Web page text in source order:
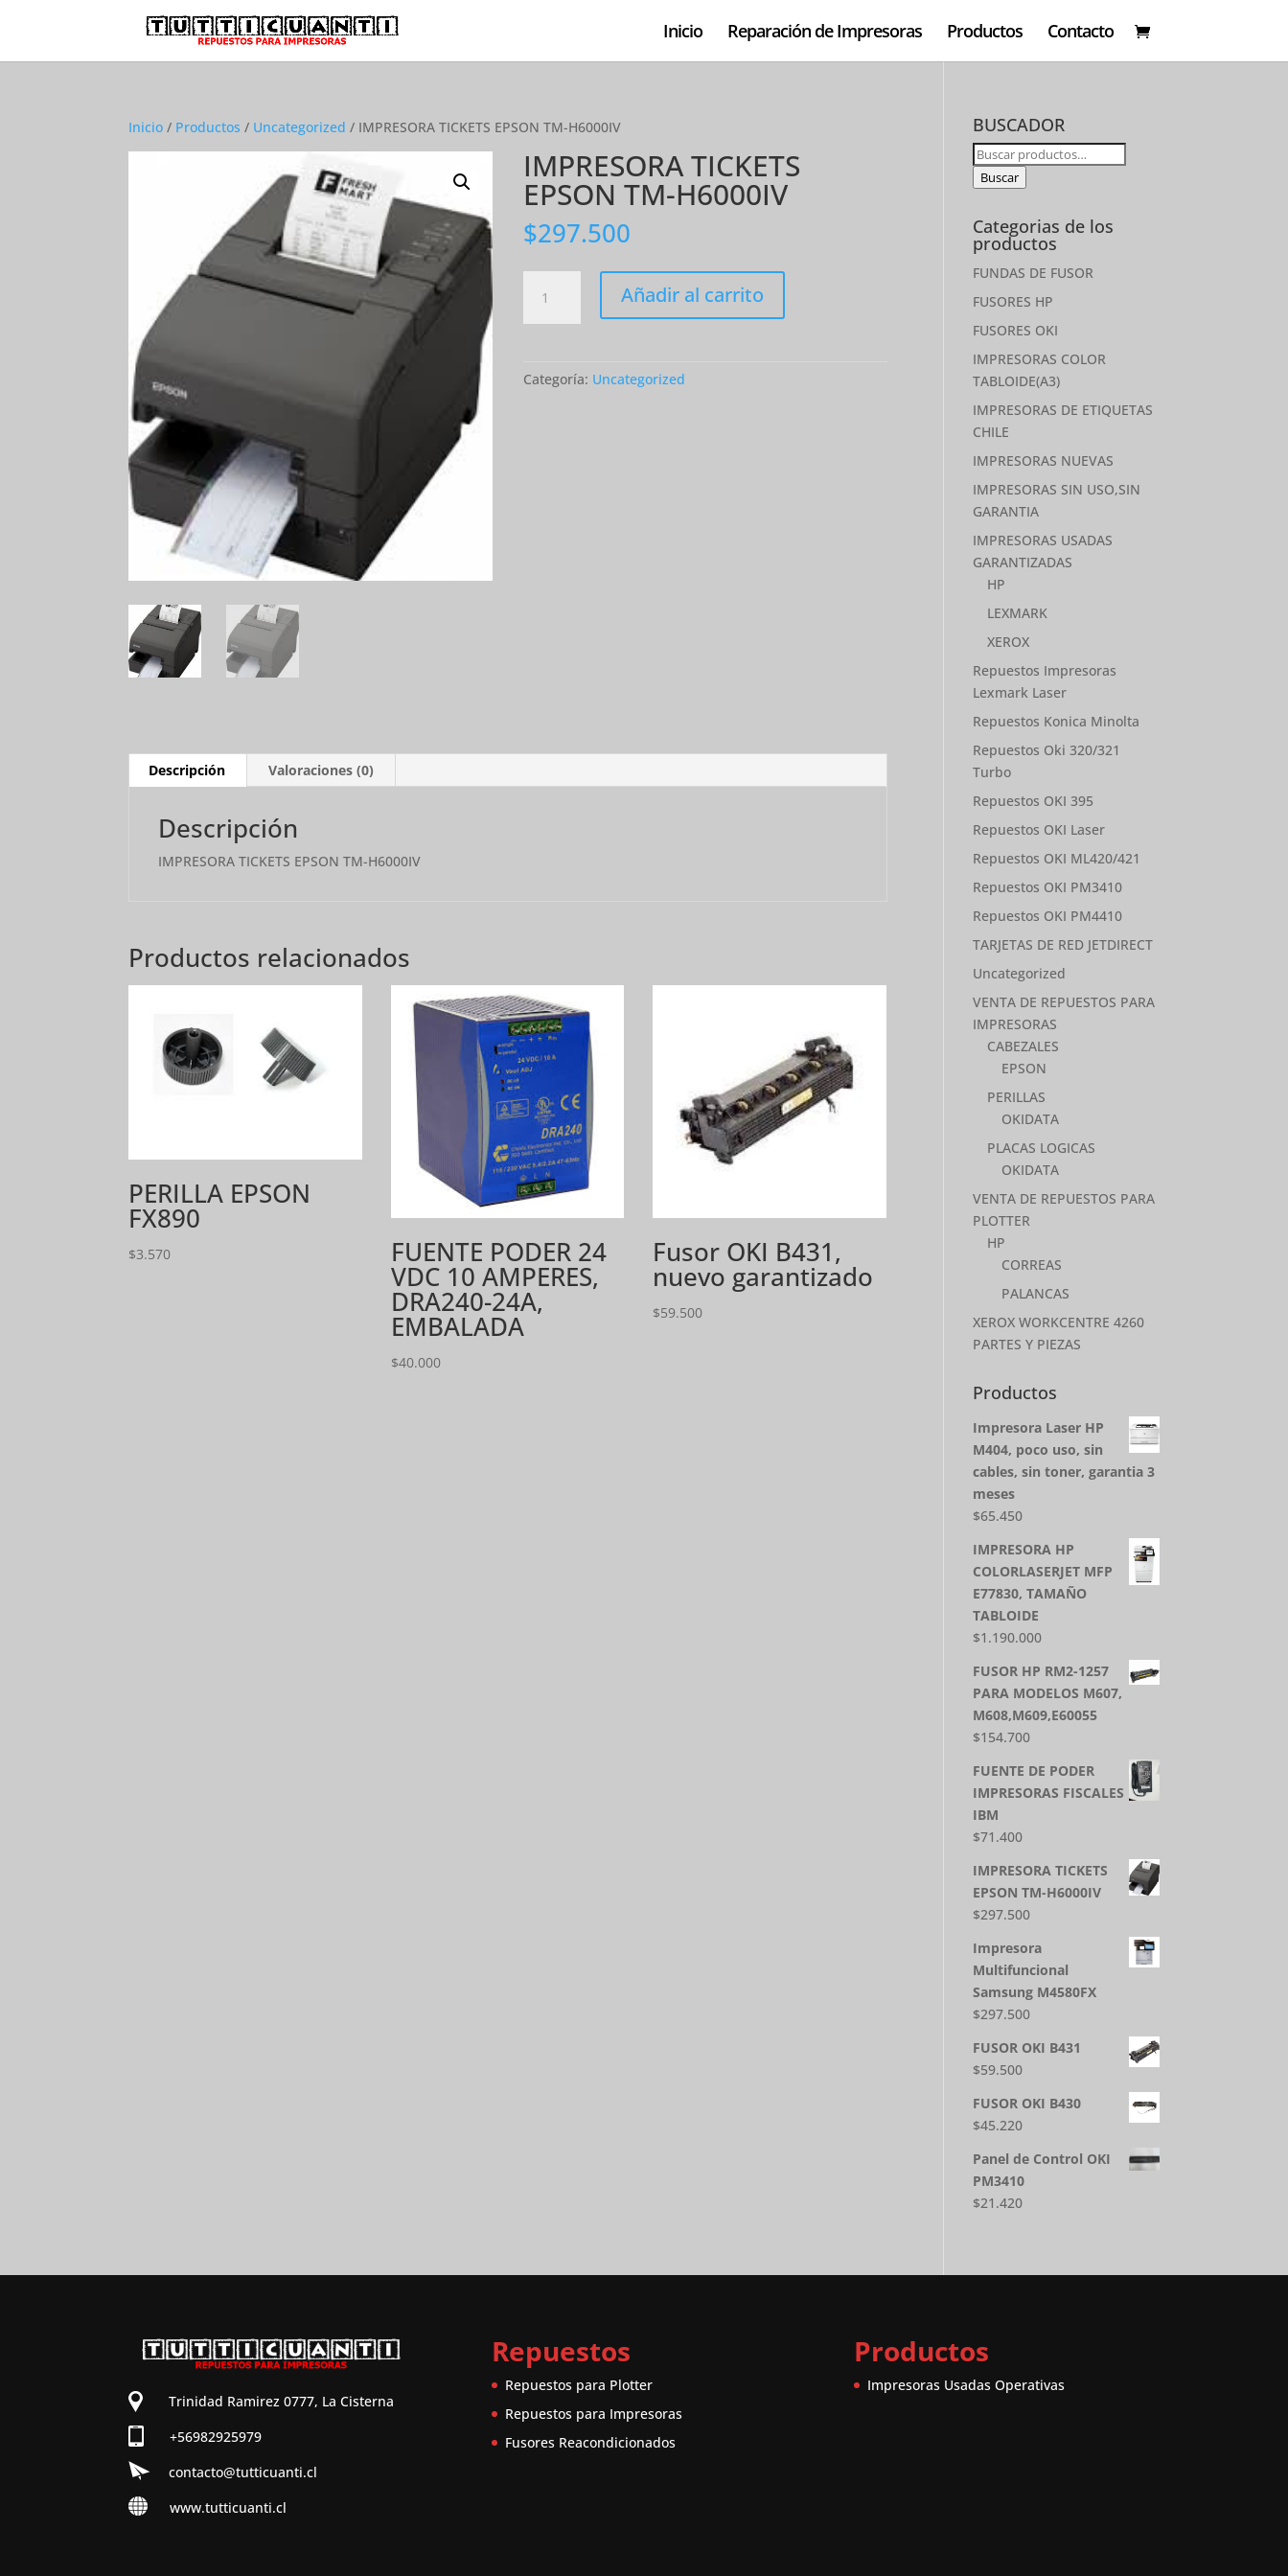
Inicio Reparación de Impresoras Productos Contacto
Inicio / Productos / Uncategorized / IMPRESORA TICKETS EPSON TM-H6000IV
IMPRESORA TICKETS
EPSON TM-H6000IV
$297.500
TICKETS
EPSON
H6000IV
cantidad
Añadir al carrito
Categoría: Uncategorized
Descripción Valoraciones (0)
Descripción
IMPRESORA TICKETS EPSON TM-H6000IV
Productos relacionados
PERILLA EPSON
FX890
$3.570 FUENTE PODER 24
VDC 10 AMPERES,
DRA240-24A,
EMBALADA
$40.000
Fusor OKI B431,
nuevo garantizado
$59.500
BUSCADOR
Buscar
por:
Buscar
Categorias de los
productos
FUNDAS DE FUSOR
FUSORES HP
FUSORES OKI
IMPRESORAS COLOR
TABLOIDE(A3)
IMPRESORAS DE ETIQUETAS
CHILE
IMPRESORAS NUEVAS
IMPRESORAS SIN USO,SIN
GARANTIA
IMPRESORAS USADAS
GARANTIZADAS
HP
LEXMARK
XEROX
Repuestos Impresoras
Lexmark Laser
Repuestos Konica Minolta
Repuestos Oki 320/321
Turbo
Repuestos OKI 395
Repuestos OKI Laser
Repuestos OKI ML420/421
Repuestos OKI PM3410
Repuestos OKI PM4410
TARJETAS DE RED JETDIRECT
Uncategorized
VENTA DE REPUESTOS PARA
IMPRESORAS
CABEZALES
EPSON
PERILLAS
OKIDATA
PLACAS LOGICAS
OKIDATA
VENTA DE REPUESTOS PARA
PLOTTER
HP
CORREAS
PALANCAS
XEROX WORKCENTRE 4260
PARTES Y PIEZAS
Productos
Impresora Laser HP
M404, poco uso, sin
cables, sin toner, garantia 3
meses
$65.450
IMPRESORA HP
COLORLASERJET MFP
E77830, TAMAÑO
TABLOIDE
$1.190.000
FUSOR HP RM2-1257
PARA MODELOS M607,
M608,M609,E60055
$154.700
FUENTE DE PODER
IMPRESORAS FISCALES
IBM
$71.400
IMPRESORA TICKETS
EPSON TM-H6000IV
$297.500
Impresora
Multifuncional
Samsung M4580FX
$297.500
FUSOR OKI B431
$59.500
FUSOR OKI B430
$45.220
Panel de Control OKI
PM3410
$21.420
Trinidad Ramirez 0777, La Cisterna
+56982925979
contacto@tutticuanti.cl
www.tutticuanti.cl
Repuestos
Repuestos para Plotter
Repuestos para Impresoras
Fusores Reacondicionados
Productos
Impresoras Usadas Operativas